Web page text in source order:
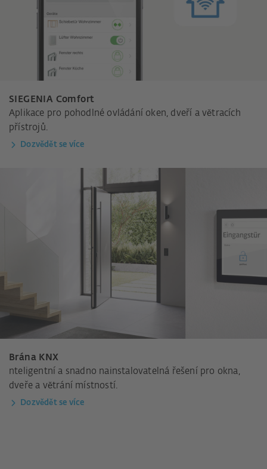
SIEGENIA Comfort
Aplikace pro pohodlné ovládání oken, dveří a větracích
přístrojů.
Dozvědět se více
Brána KNX
nteligentní a snadno nainstalovatelná řešení pro okna,
dveře a větrání místností.
Dozvědět se více